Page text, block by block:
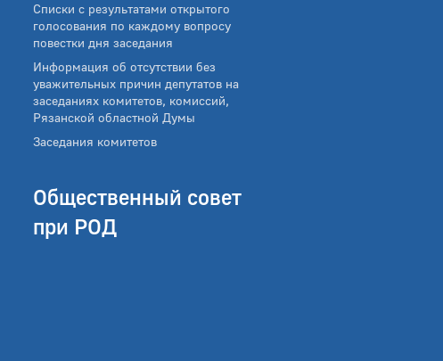
Списки с результатами открытого
голосования по каждому вопросу
повестки дня заседания
Информация об отсутствии без
уважительных причин депутатов на
заседаниях комитетов, комиссий,
Рязанской областной Думы
Заседания комитетов
Общественный совет
при РОД